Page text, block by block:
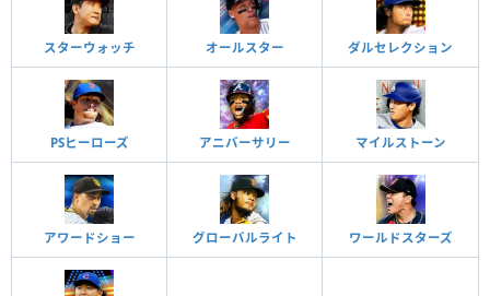
スターウォッチ オールスター ダルセレクション
PSヒーローズ アニバーサリー マイルストーン
アワードショー グローバルライト ワールドスターズ